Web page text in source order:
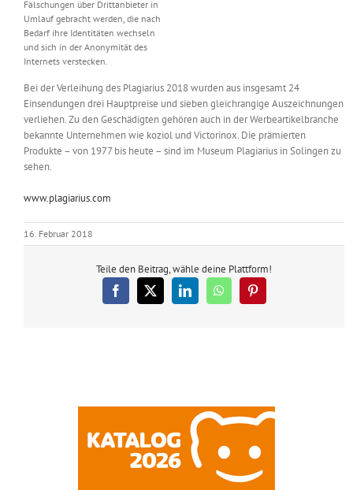
Fälschungen über Drittanbieter in
Umlauf gebracht werden, die nach
Bedarf ihre Identitäten wechseln
und sich in der Anonymität des
Internets verstecken.
Bei der Verleihung des Plagiarius 2018 wurden aus insgesamt 24
Einsendungen drei Hauptpreise und sieben gleichrangige Auszeichnungen
verliehen. Zu den Geschädigten gehören auch in der Werbeartikelbranche
bekannte Unternehmen wie koziol und Victorinox. Die prämierten
Produkte – von 1977 bis heute – sind im Museum Plagiarius in Solingen zu
sehen.
www.plagiarius.com
16. Februar 2018
Teile den Beitrag, wähle deine Plattform!
Facebook
X LinkedInWhatsAppPinterest